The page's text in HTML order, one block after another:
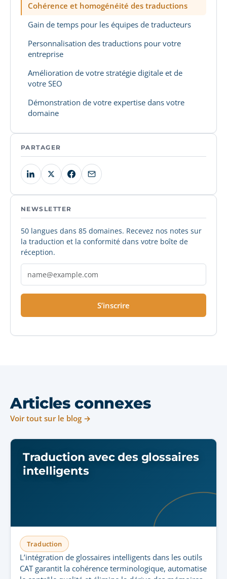
Cohérence et homogénéité des traductions
Gain de temps pour les équipes de traducteurs
Personnalisation des traductions pour votre
entreprise
Amélioration de votre stratégie digitale et de
votre SEO
Démonstration de votre expertise dans votre
domaine
PARTAGER
NEWSLETTER
50 langues dans 85 domaines. Recevez nos notes sur
la traduction et la conformité dans votre boîte de
réception.
S’inscrire
Articles connexes
Voir tout sur le blog →
Traduction avec des glossaires
intelligents
Traduction
L’intégration de glossaires intelligents dans les outils
CAT garantit la cohérence terminologique, automatise